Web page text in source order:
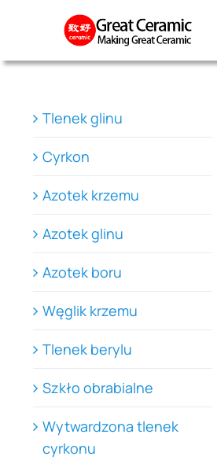
Tlenek glinu
Cyrkon
Azotek krzemu
Azotek glinu
Azotek boru
Węglik krzemu
Tlenek berylu
Szkło obrabialne
Wytwardzona tlenek
cyrkonu